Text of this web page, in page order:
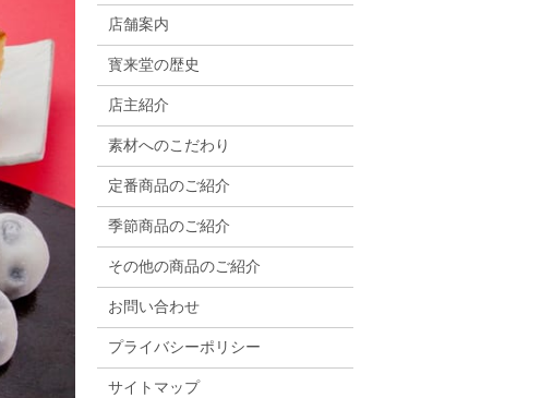
店舗案内
寳来堂の歴史
店主紹介
素材へのこだわり
定番商品のご紹介
季節商品のご紹介
その他の商品のご紹介
お問い合わせ
プライバシーポリシー
サイトマップ